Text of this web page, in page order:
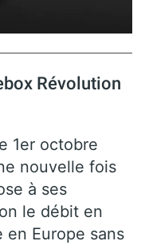
Révolution
1er octobre
nouvelle fois
à ses
le débit en
Europe sans